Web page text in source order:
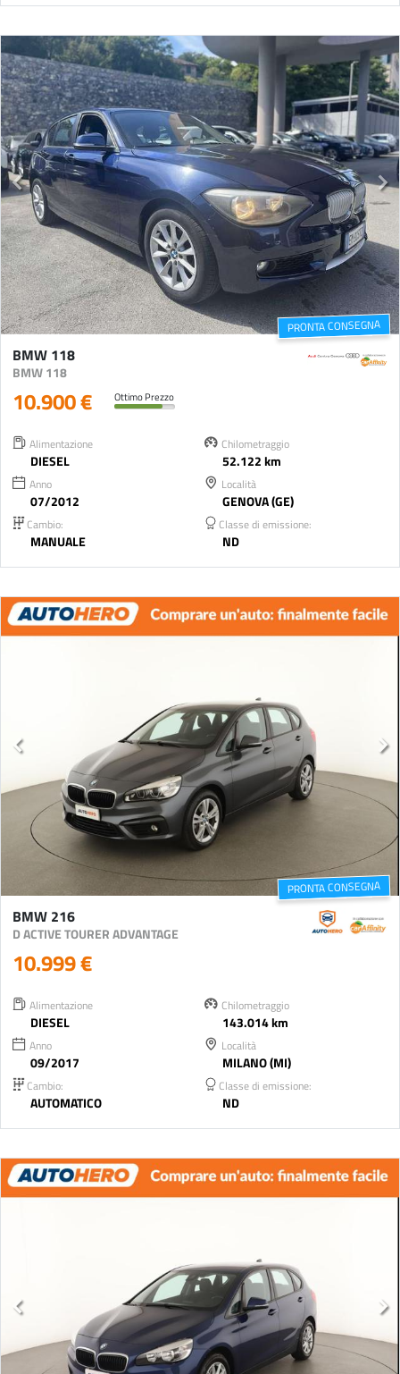
PRONTA CONSEGNA
BMW 118
BMW 118
10.900 € Ottimo Prezzo
Alimentazione
DIESEL
Chilometraggio
52.122 km
Anno
07/2012
Località
GENOVA (GE)
Cambio:
MANUALE
Classe di emissione:
ND
PRONTA CONSEGNA
BMW 216
D ACTIVE TOURER ADVANTAGE
10.999 €
Alimentazione
DIESEL
Chilometraggio
143.014 km
Anno
09/2017
Località
MILANO (MI)
Cambio:
AUTOMATICO
Classe di emissione:
ND